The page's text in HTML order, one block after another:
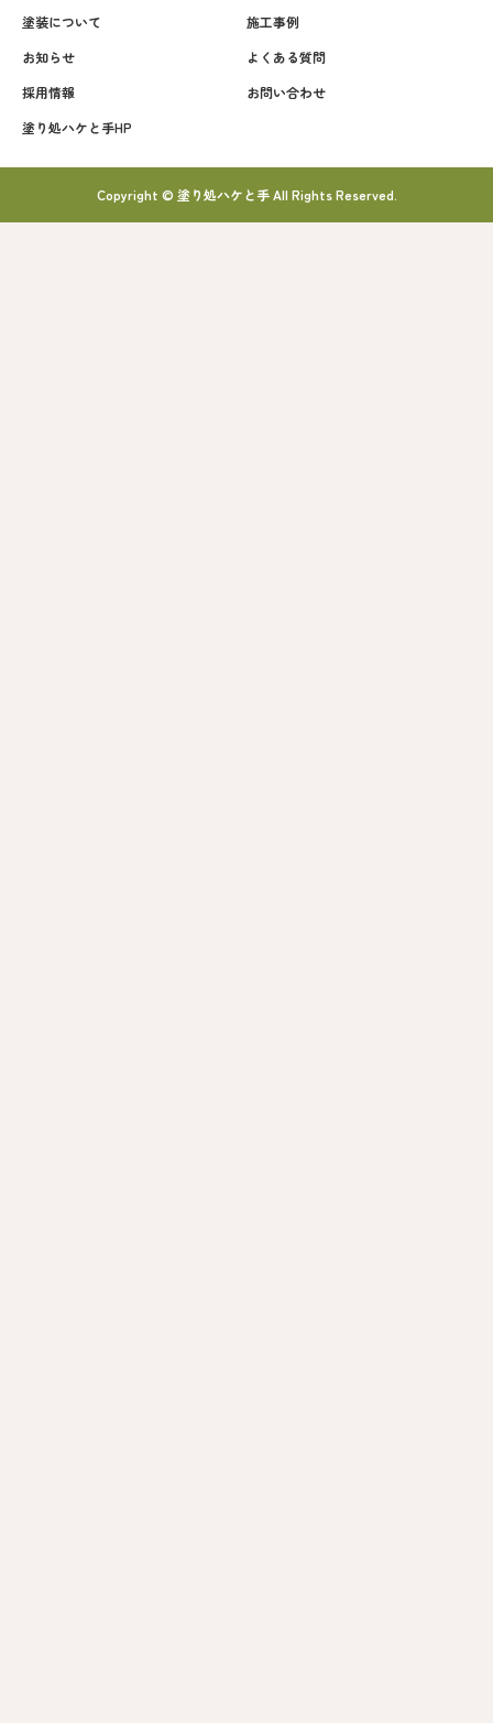
塗装について
施工事例
お知らせ
よくある質問
採用情報
お問い合わせ
塗り処ハケと手HP
Copyright © 塗り処ハケと手 All Rights Reserved.